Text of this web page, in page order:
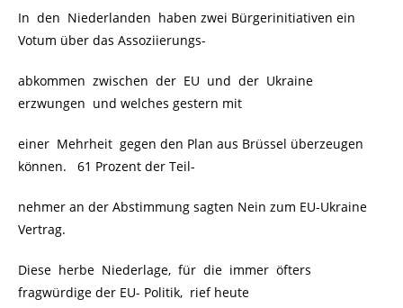
In den Niederlanden haben zwei Bürgerinitiativen ein
Votum über das Assoziierungs-
abkommen zwischen der EU und der Ukraine
erzwungen und welches gestern mit
einer Mehrheit gegen den Plan aus Brüssel überzeugen
können. 61 Prozent der Teil-
nehmer an der Abstimmung sagten Nein zum EU-Ukraine
Vertrag.
Diese herbe Niederlage, für die immer öfters
fragwürdige der EU- Politik, rief heute